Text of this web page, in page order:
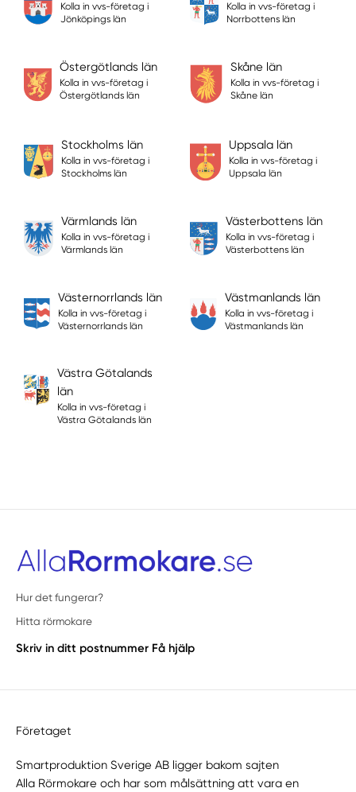
Kolla in vvs-företag i
Jönköpings län
Kolla in vvs-företag i
Norrbottens län
Östergötlands län
Kolla in vvs-företag i
Östergötlands län
Skåne län
Kolla in vvs-företag i
Skåne län
Stockholms län
Kolla in vvs-företag i
Stockholms län
Uppsala län
Kolla in vvs-företag i
Uppsala län
Värmlands län
Kolla in vvs-företag i
Värmlands län
Västerbottens län
Kolla in vvs-företag i
Västerbottens län
Västernorrlands län
Kolla in vvs-företag i
Västernorrlands län
Västmanlands län
Kolla in vvs-företag i
Västmanlands län
Västra Götalands
län
Kolla in vvs-företag i
Västra Götalands län
Hur det fungerar?
Hitta rörmokare
Skriv in ditt postnummer Få hjälp
Företaget
Smartproduktion Sverige AB ligger bakom sajten
Alla Rörmokare och har som målsättning att vara en